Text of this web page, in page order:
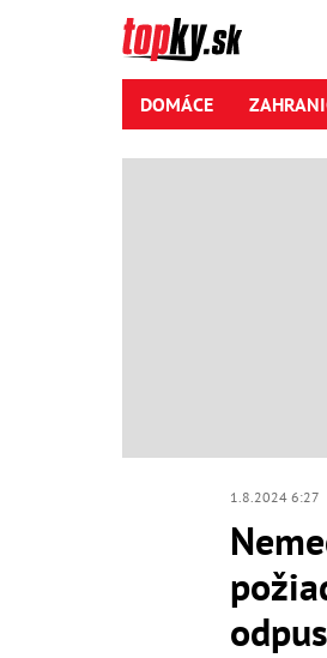
DOMÁCE
1.8.2024 6:27